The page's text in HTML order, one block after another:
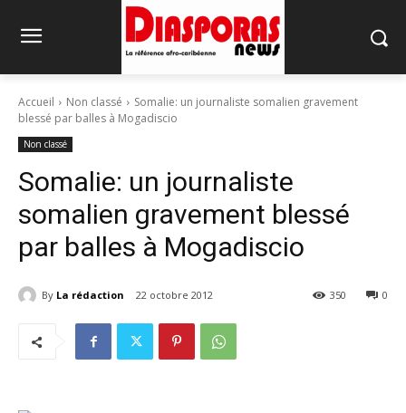
Accueil Non classé
Somalie: un journaliste somalien gravement
blessé par balles à Mogadiscio
Non classé
Somalie: un journaliste
somalien gravement blessé
par balles à Mogadiscio
By La rédaction 22 octobre 2012 0
350